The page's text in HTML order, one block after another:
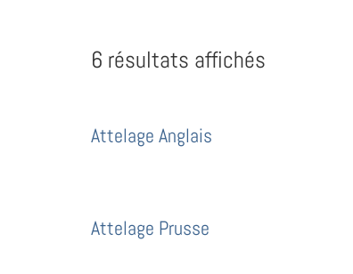
6 résultats affichés
Attelage Anglais
Attelage Prusse